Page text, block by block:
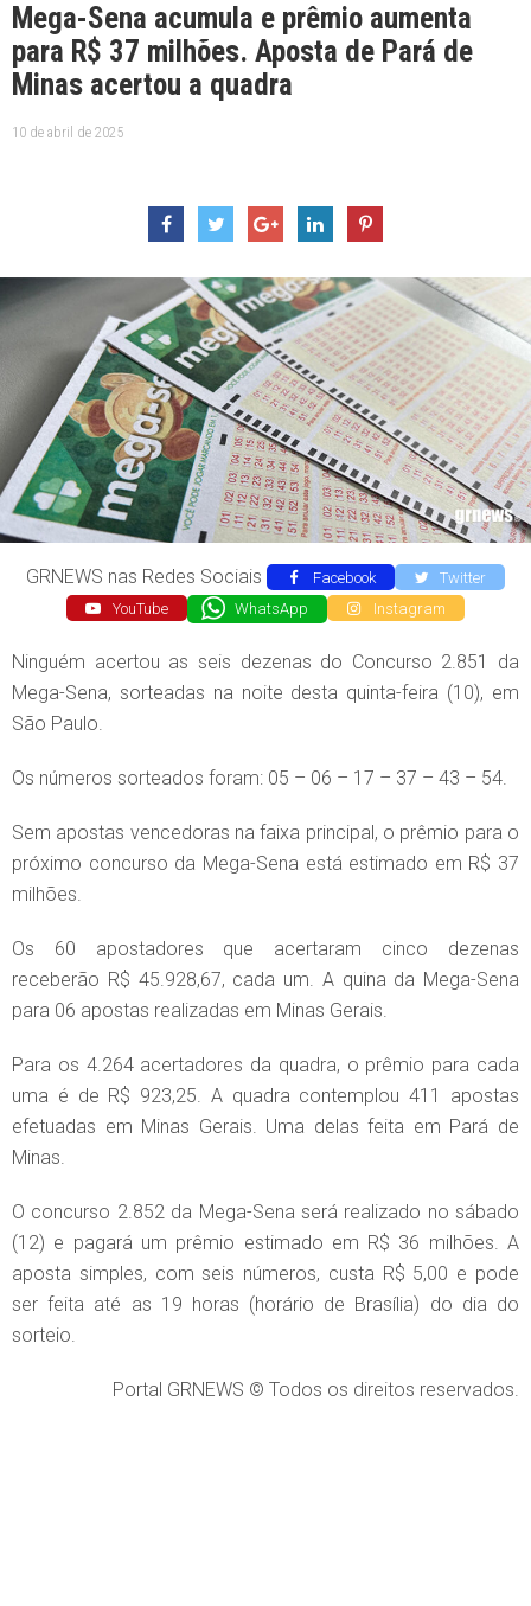
Mega-Sena acumula e prêmio aumenta
para R$ 37 milhões. Aposta de Pará de
Minas acertou a quadra
10 de abril de 2025
GRNEWS nas Redes Sociais Facebook
Twitter
YouTube
WhatsApp Instagram
Ninguém acertou as seis dezenas do Concurso 2.851 da
Mega-Sena, sorteadas na noite desta quinta-feira (10), em
São Paulo.
Os números sorteados foram: 05 – 06 – 17 – 37 – 43 – 54.
Sem apostas vencedoras na faixa principal, o prêmio para o
próximo concurso da Mega-Sena está estimado em R$ 37
milhões.
Os 60 apostadores que acertaram cinco dezenas
receberão R$ 45.928,67, cada um. A quina da Mega-Sena
para 06 apostas realizadas em Minas Gerais.
Para os 4.264 acertadores da quadra, o prêmio para cada
uma é de R$ 923,25. A quadra contemplou 411 apostas
efetuadas em Minas Gerais. Uma delas feita em Pará de
Minas.
O concurso 2.852 da Mega-Sena será realizado no sábado
(12) e pagará um prêmio estimado em R$ 36 milhões. A
aposta simples, com seis números, custa R$ 5,00 e pode
ser feita até as 19 horas (horário de Brasília) do dia do
sorteio.
Portal GRNEWS © Todos os direitos reservados.